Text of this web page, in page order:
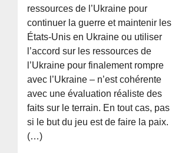
ressources de l’Ukraine pour
continuer la guerre et maintenir les
États-Unis en Ukraine ou utiliser
l’accord sur les ressources de
l’Ukraine pour finalement rompre
avec l’Ukraine – n’est cohérente
avec une évaluation réaliste des
faits sur le terrain. En tout cas, pas
si le but du jeu est de faire la paix.
(…)